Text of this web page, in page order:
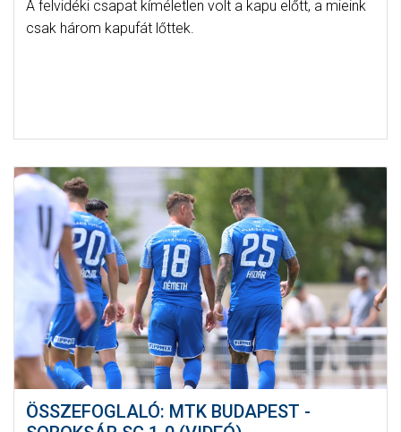
A felvidéki csapat kíméletlen volt a kapu előtt, a mieink
csak három kapufát lőttek.
ÖSSZEFOGLALÓ: MTK BUDAPEST -